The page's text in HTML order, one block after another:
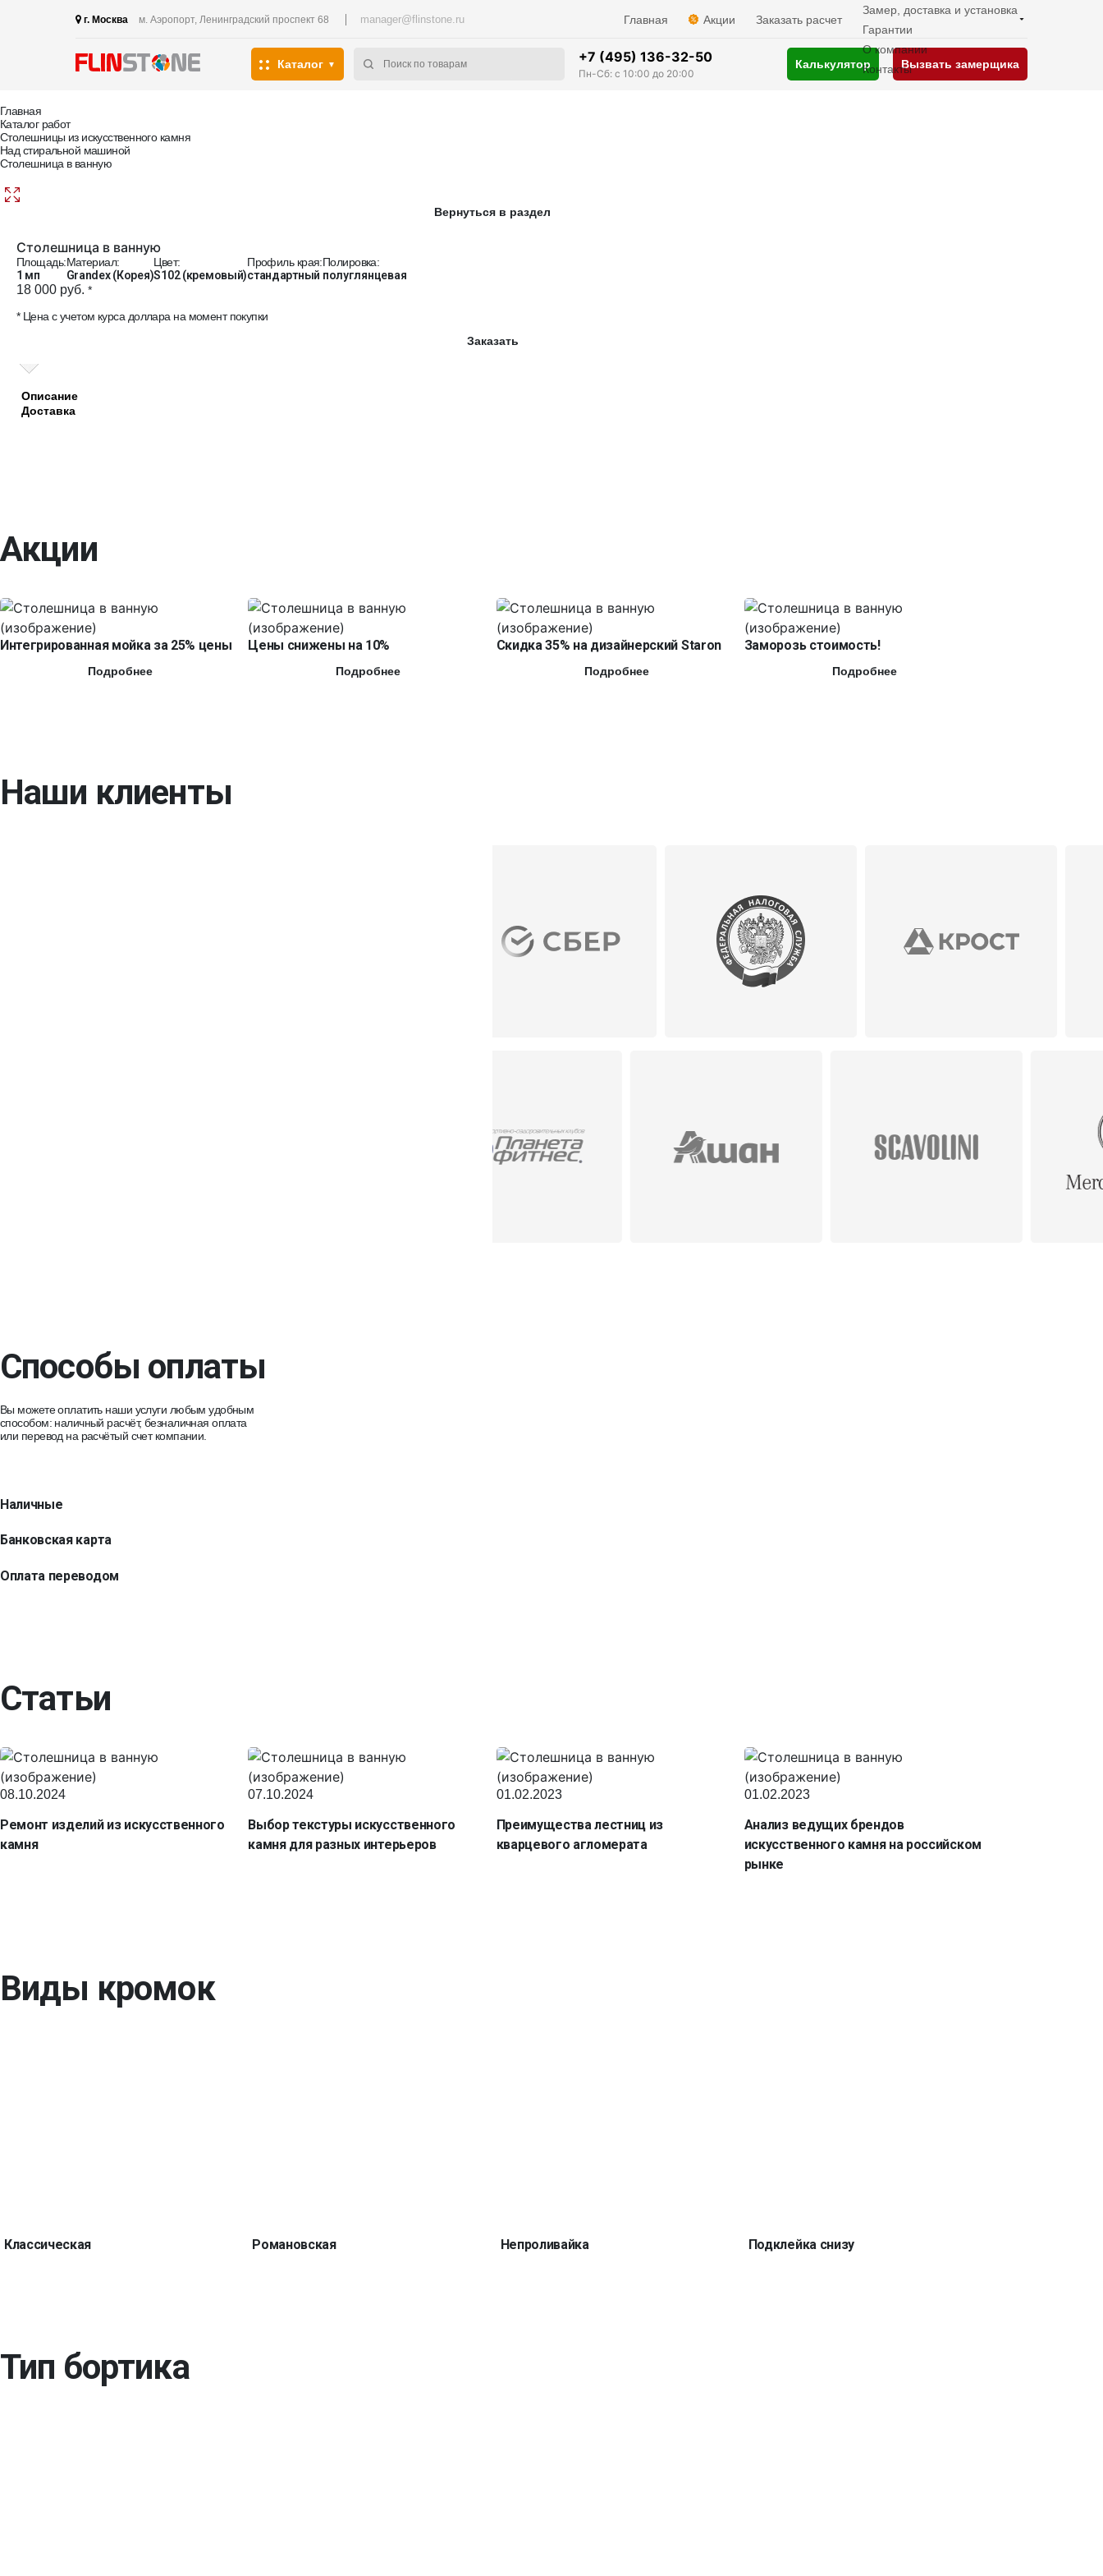
г. Москва м. Аэропорт, Ленинградский проспект 68 manager@flinstone.ru Главная Акции Заказать расчет
Замер, доставка и установка
Гарантии
О компании
Контакты
Каталог +7 (495) 136-32-50
Пн-Сб: с 10:00 до 20:00
Калькулятор Вызвать замерщика
Главная
Каталог работ
Столешницы из искусственного камня
Над стиральной машиной
Столешница в ванную
Вернуться в раздел
Столешница в ванную
Площадь:
1 мп
Материал:
Grandex (Корея)
Цвет:
S102 (кремовый)
Профиль края:
стандартный
Полировка:
полуглянцевая
18 000 руб. *
* Цена с учетом курса доллара на момент покупки
Заказать
Описание
Доставка
Акции
Интегрированная мойка за 25% цены
Подробнее
Цены снижены на 10%
Подробнее
Скидка 35% на дизайнерский Staron
Подробнее
Заморозь стоимость!
Подробнее
Наши клиенты
Способы оплаты
Вы можете оплатить наши услуги любым удобным
способом: наличный расчёт, безналичная оплата
или перевод на расчётый счет компании.
Наличные
Банковская карта
Оплата переводом
Статьи
08.10.2024
Ремонт изделий из искусственного
камня
07.10.2024
Выбор текстуры искусственного
камня для разных интерьеров
01.02.2023
Преимущества лестниц из
кварцевого агломерата
01.02.2023
Анализ ведущих брендов
искусственного камня на российском
рынке
Виды кромок
Классическая Романовская Непроливайка Подклейка снизу
Тип бортика